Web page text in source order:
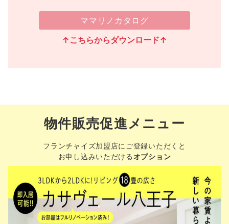
ママリノカタログ
↑こちらからダウンロード↑
物件販売促進メニュー
フランチャイズ加盟店にご登録いただくと
お申し込みいただけるオプション